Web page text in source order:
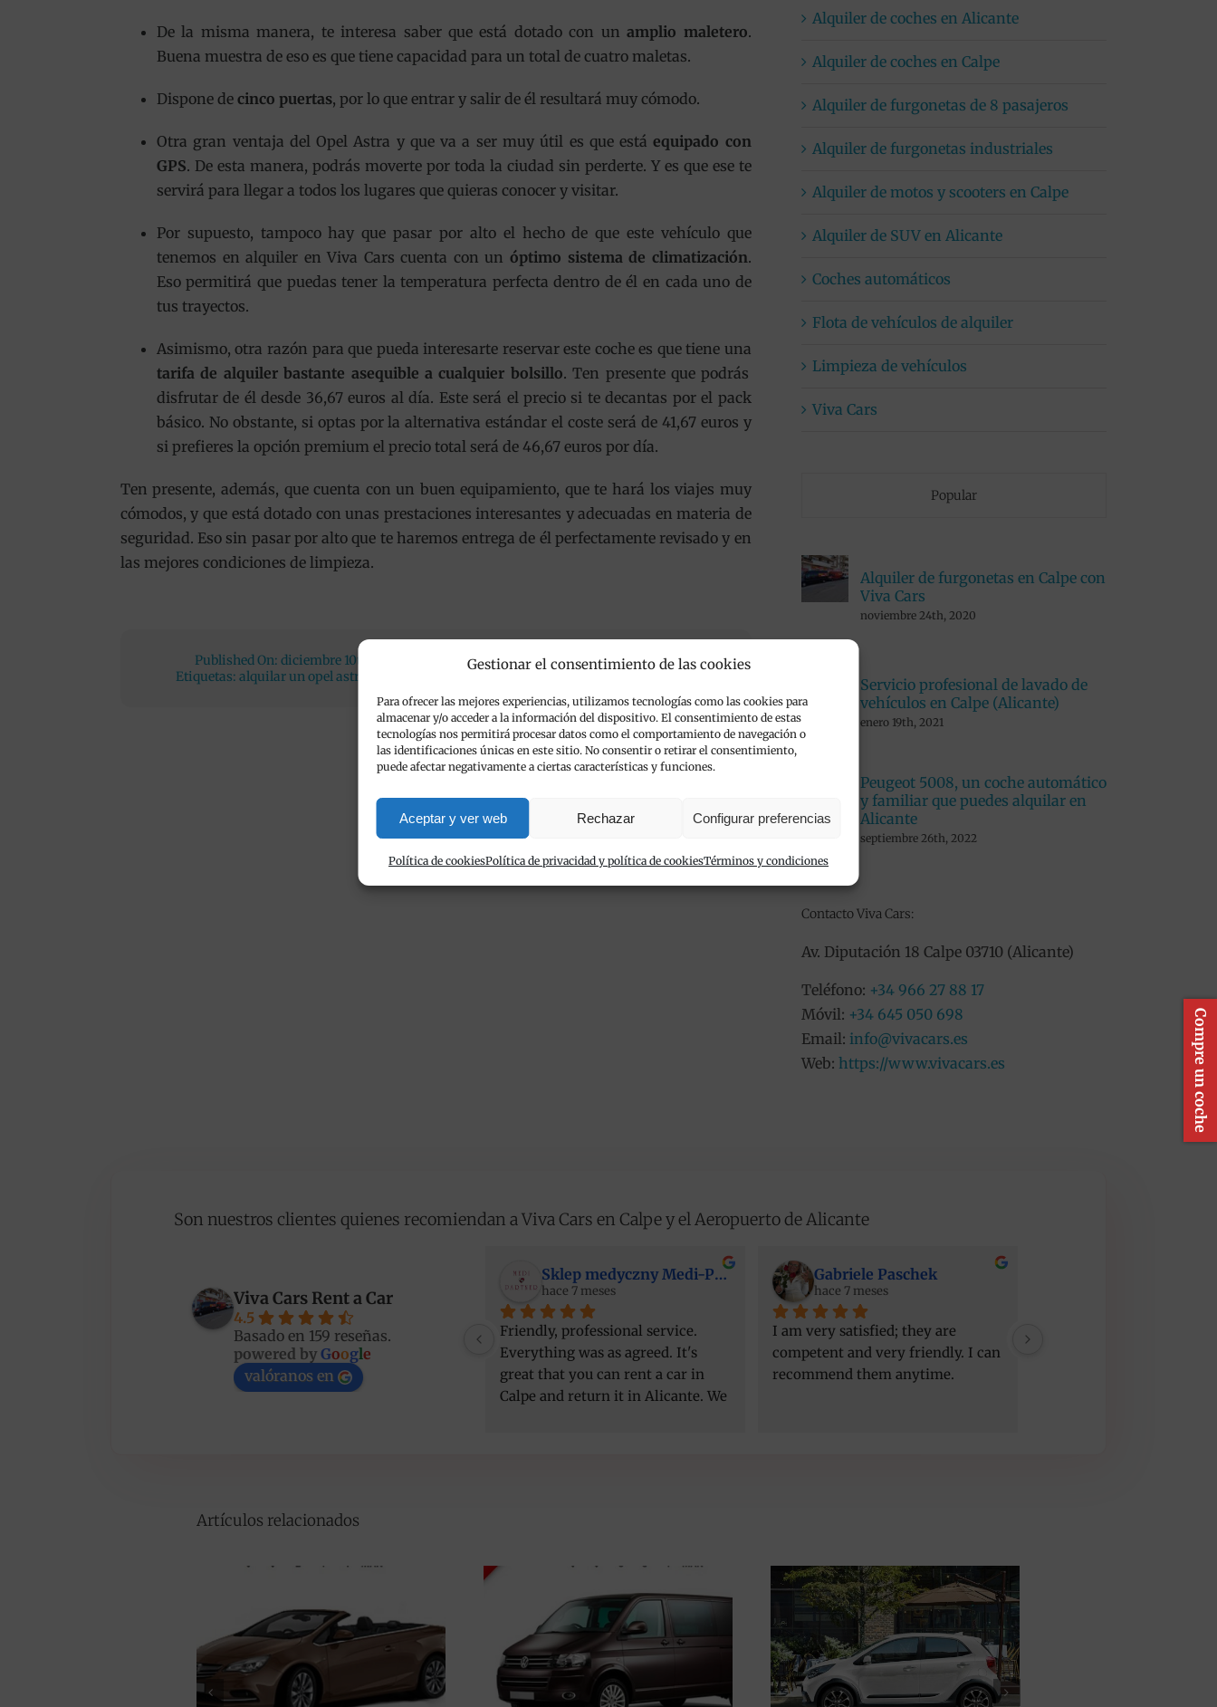
Gestionar el consentimiento de las cookies
Para ofrecer las mejores experiencias, utilizamos tecnologías como las cookies para
almacenar y/o acceder a la información del dispositivo. El consentimiento de estas
tecnologías nos permitirá procesar datos como el comportamiento de navegación o
las identificaciones únicas en este sitio. No consentir o retirar el consentimiento,
puede afectar negativamente a ciertas características y funciones.
Aceptar y ver web Rechazar Configurar preferencias
Política de cookiesPolítica de privacidad y política de cookiesTérminos y condiciones
De la misma manera, te interesa saber que está dotado con unamplio maletero.
Buena muestra de eso es que tiene capacidad para un total de cuatro maletas.
Dispone de cinco puertas, por lo que entrar y salir de él resultará muy cómodo.
Otra gran ventaja del Opel Astra y que va a ser muy útil es que estáequipado con
GPS. De esta manera, podrás moverte por toda la ciudad sin perderte. Y es que ese te
servirá para llegar a todos los lugares que quieras conocer y visitar.
Por supuesto, tampoco hay que pasar por alto el hecho de que este vehículo que
tenemos en alquiler en Viva Cars cuenta con unóptimo sistema de climatización.
Eso permitirá que puedas tener la temperatura perfecta dentro de él en cada uno de
tus trayectos.
Asimismo, otra razón para que pueda interesarte reservar este coche es que tiene una
tarifa de alquiler bastante asequible a cualquier bolsillo. Ten presente que podrás
disfrutar de él desde 36,67 euros al día. Este será el precio si te decantas por el pack
básico. No obstante, si optas por la alternativa estándar el coste será de 41,67 euros y
si prefieres la opción premium el precio total será de 46,67 euros por día.
Ten presente, además, que cuenta con un buen equipamiento, que te hará los viajes muy
cómodos, y que está dotado con unas prestaciones interesantes y adecuadas en materia de
seguridad. Eso sin pasar por alto que te haremos entrega de él perfectamente revisado y en
las mejores condiciones de limpieza.
Published On: diciembre 10th, 2020 Categorías:Flota de vehículos de alquiler /
Etiquetas:alquilar un opel astra
Alquiler de coches en Alicante
Alquiler de coches en Calpe
Alquiler de furgonetas de 8 pasajeros
Alquiler de furgonetas industriales
Alquiler de motos y scooters en Calpe
Alquiler de SUV en Alicante
Coches automáticos
Flota de vehículos de alquiler
Limpieza de vehículos
Viva Cars
Popular
Alquiler de furgonetas en Calpe con
Viva Cars
noviembre 24th, 2020
Servicio profesional de lavado de
vehículos en Calpe (Alicante)
enero 19th, 2021
Peugeot 5008, un coche automático
y familiar que puedes alquilar en
Alicante
septiembre 26th, 2022
Contacto Viva Cars:
Av. Diputación 18 Calpe 03710 (Alicante)
Teléfono: +34 966 27 88 17
Móvil: +34 645 050 698
Email: info@vivacars.es
Web: https://www.vivacars.es
Son nuestros clientes quienes recomiendan a Viva Cars en Calpe y el Aeropuerto de Alicante
Viva Cars Rent a Car
4.5
Basado en 159 reseñas.
powered by Google
valóranos en
Sklep medyczny Medi-Partner
hace 7 meses
Friendly, professional service.
Everything was as agreed. It's
great that you can rent a car in
Calpe and return it in Alicante. We
Gabriele Paschek
hace 7 meses
I am very satisfied; they are
competent and very friendly. I can
recommend them anytime.
Artículos relacionados
Compre un coche